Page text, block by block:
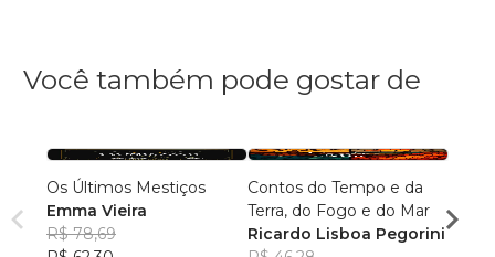
Você também pode gostar de
Os Últimos Mestiços
Emma Vieira
R$ 78,69
Contos do Tempo e da
Terra, do Fogo e do Mar
Ricardo Lisboa Pegorini